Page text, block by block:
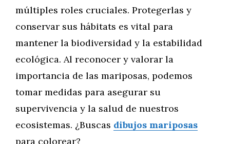
múltiples roles cruciales. Protegerlas y
conservar sus hábitats es vital para
mantener la biodiversidad y la estabilidad
ecológica. Al reconocer y valorar la
importancia de las mariposas, podemos
tomar medidas para asegurar su
supervivencia y la salud de nuestros
ecosistemas. ¿Buscas dibujos mariposas
para colorear?